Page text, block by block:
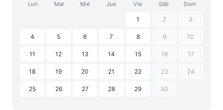
Lun Mar Mié Jue Vie Sáb Dom
1 2 3
4 5 6 7 8 9 10
11 12 13 14 15 16 17
18 19 20 21 22 23 24
25 26 27 28 29 30